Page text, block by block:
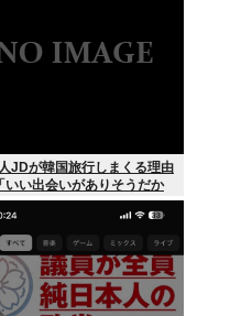
JDが韓国旅行しまくる理由
いい出会いがありそうだか